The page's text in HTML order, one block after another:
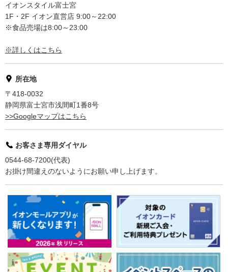
イオンスタイル富士宮
1F・2F イオン直営店 9:00～22:00
※食品売場は8:00～23:00
※詳しくはこちら
所在地
〒418-0032
静岡県富士宮市浅間町1番8号
>>Googleマップはこちら
お客さま専用ダイヤル
0544-68-7200(代表)
お掛け間違えのないようにお願い申し上げます。